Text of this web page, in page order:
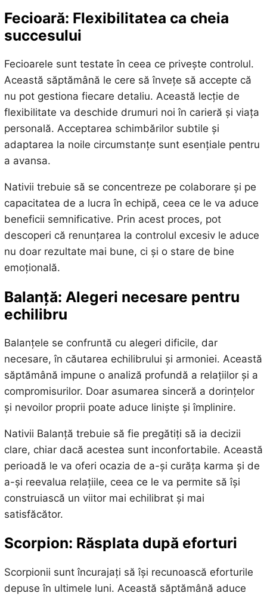
Fecioară: Flexibilitatea ca cheia
succesului
Fecioarele sunt testate în ceea ce privește controlul.
Această săptămână le cere să învețe să accepte că
nu pot gestiona fiecare detaliu. Această lecție de
flexibilitate va deschide drumuri noi în carieră și viața
personală. Acceptarea schimbărilor subtile și
adaptarea la noile circumstanțe sunt esențiale pentru
a avansa.
Nativii trebuie să se concentreze pe colaborare și pe
capacitatea de a lucra în echipă, ceea ce le va aduce
beneficii semnificative. Prin acest proces, pot
descoperi că renunțarea la controlul excesiv le aduce
nu doar rezultate mai bune, ci și o stare de bine
emoțională.
Balanță: Alegeri necesare pentru
echilibru
Balanțele se confruntă cu alegeri dificile, dar
necesare, în căutarea echilibrului și armoniei. Această
săptămână impune o analiză profundă a relațiilor și a
compromisurilor. Doar asumarea sinceră a dorințelor
și nevoilor proprii poate aduce liniște și împlinire.
Nativii Balanță trebuie să fie pregătiți să ia decizii
clare, chiar dacă acestea sunt inconfortabile. Această
perioadă le va oferi ocazia de a-și curăța karma și de
a-și reevalua relațiile, ceea ce le va permite să își
construiască un viitor mai echilibrat și mai
satisfăcător.
Scorpion: Răsplata după eforturi
Scorpionii sunt încurajați să își recunoască eforturile
depuse în ultimele luni. Această săptămână aduce